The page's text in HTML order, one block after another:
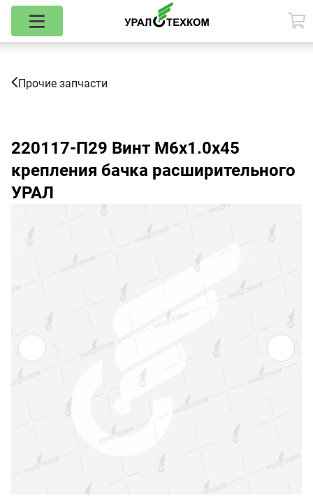
Прочие запчасти
220117-П29 Винт М6х1.0х45
крепления бачка расширительного
УРАЛ